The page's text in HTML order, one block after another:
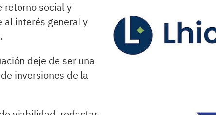
retorno social y
al interés general y
deje de ser una
inversiones de la